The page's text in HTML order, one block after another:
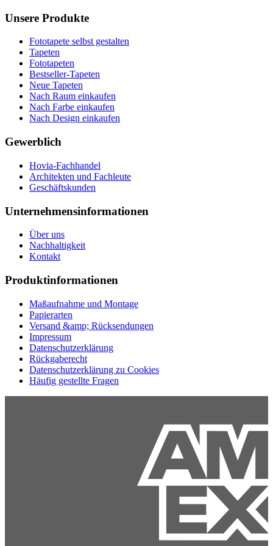
Unsere Produkte
Fototapete selbst gestalten
Tapeten
Fototapeten
Bestseller-Tapeten
Neue Tapeten
Nach Raum einkaufen
Nach Farbe einkaufen
Nach Design einkaufen
Gewerblich
Hovia-Fachhandel
Architekten und Fachleute
Geschäftskunden
Unternehmensinformationen
Über uns
Nachhaltigkeit
Kontakt
Produktinformationen
Maßaufnahme und Montage
Papierarten
Versand &amp; Rücksendungen
Impressum
Datenschutzerklärung
Rückgaberecht
Datenschutzerklärung zu Cookies
Häufig gestellte Fragen